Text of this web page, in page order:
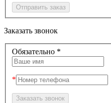
Заказать звонок
Обязательно *